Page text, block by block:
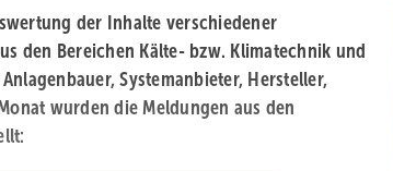
der Inhalte verschiedener
den Bereichen Kälte- bzw. Klimatechnik und
Systemanbieter, Hersteller,
wurden die Meldungen aus den